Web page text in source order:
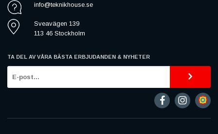
info@teknikhouse.se
Sveavägen 139
113 46 Stockholm
TA DEL AV VÅRA BÄSTA ERBJUDANDEN & NYHETER